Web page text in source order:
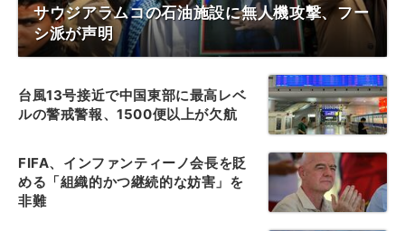
サウジアラムコの石油施設に無人機攻撃、フー
シ派が声明
台風13号接近で中国東部に最高レベ
ルの警戒警報、1500便以上が欠航
FIFA、インファンティーノ会長を貶
める「組織的かつ継続的な妨害」を
非難